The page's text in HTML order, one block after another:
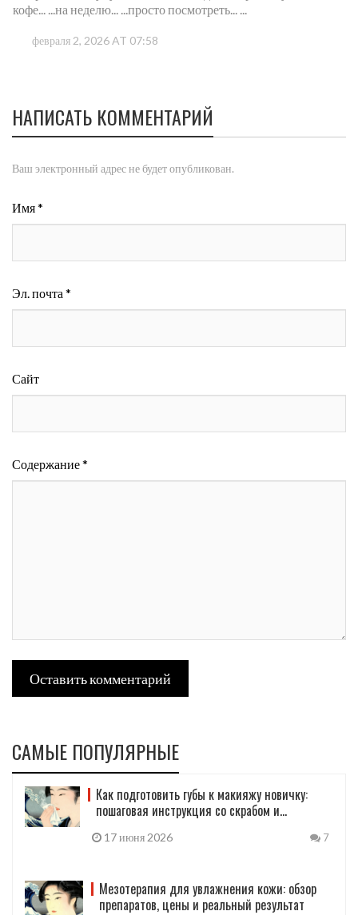
кофе... ...на неделю... ...просто посмотреть... ...
февраля 2, 2026 AT 07:58
НАПИСАТЬ КОММЕНТАРИЙ
Ваш электронный адрес не будет опубликован.
Имя *
Эл. почта *
Сайт
Содержание *
Оставить комментарий
САМЫЕ ПОПУЛЯРНЫЕ
Как подготовить губы к макияжу новичку:
пошаговая инструкция со скрабом и
17 июня 2026 7
Мезотерапия для увлажнения кожи: обзор
препаратов, цены и реальный результат